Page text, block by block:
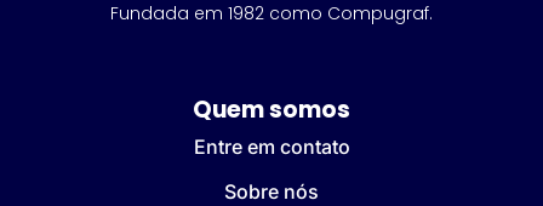
Fundada em 1982 como Compugraf.
Quem somos
Entre em contato
Sobre nós